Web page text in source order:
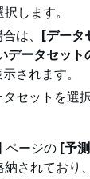
択します。
は、
[データ
データセット
されます。
セットを選択
ページの [予
されており、